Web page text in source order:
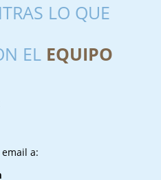
LO QUE
EL EQUIPO
a: